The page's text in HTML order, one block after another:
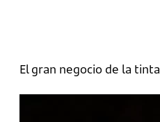
El gran negocio de la tinta